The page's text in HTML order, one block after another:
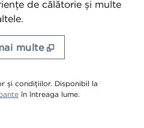
de călătorie și multe
multe
și condițiilor. Disponibil la
,deschide o filă nouă
în întreaga lume.